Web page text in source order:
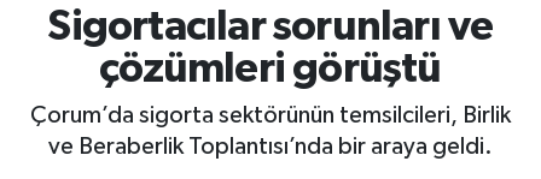
Sigortacılar sorunları ve
çözümleri görüştü
Çorum’da sigorta sektörünün temsilcileri, Birlik
ve Beraberlik Toplantısı’nda bir araya geldi.
Resmi İlanlar
Alaca
Bayat
Çorum Namaz Vakitleri
Trafik Durumu
Süper Lig Puan Durumu ve Fikstür